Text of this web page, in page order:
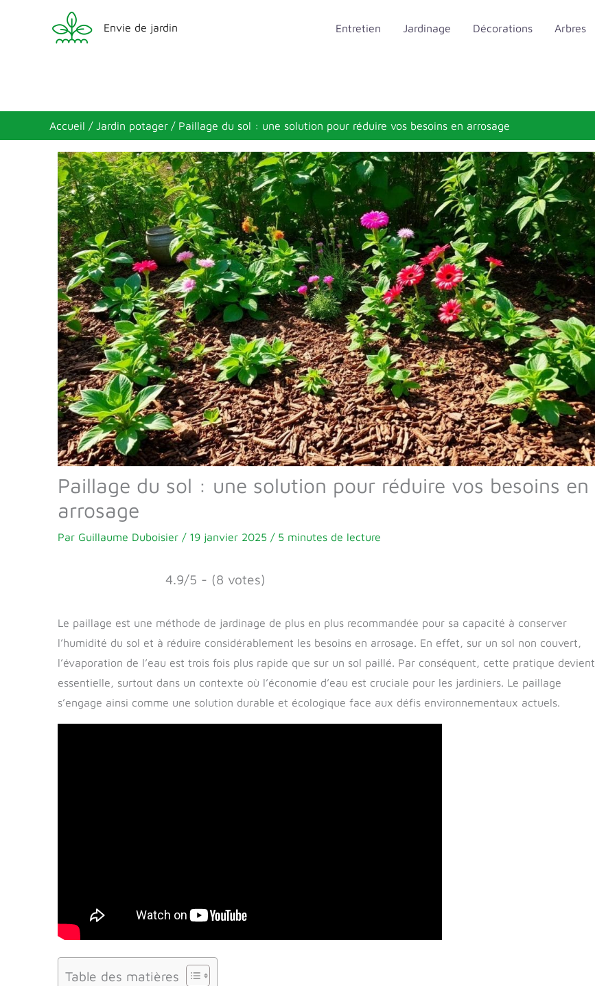
Envie de jardin Entretien Jardinage Décorations Arbres
Accueil Jardin potager Paillage du sol : une solution pour réduire vos besoins en arrosage
Paillage du sol : une solution pour réduire vos besoins en
arrosage
Par Guillaume Duboisier / 19 janvier 2025 / 5 minutes de lecture
4.9/5 - (8 votes)
Le paillage est une méthode de jardinage de plus en plus recommandée pour sa capacité à conserver
l’humidité du sol et à réduire considérablement les besoins en arrosage. En effet, sur un sol non couvert,
l’évaporation de l’eau est trois fois plus rapide que sur un sol paillé. Par conséquent, cette pratique devient
essentielle, surtout dans un contexte où l’économie d’eau est cruciale pour les jardiniers. Le paillage
s’engage ainsi comme une solution durable et écologique face aux défis environnementaux actuels.
Table des matières